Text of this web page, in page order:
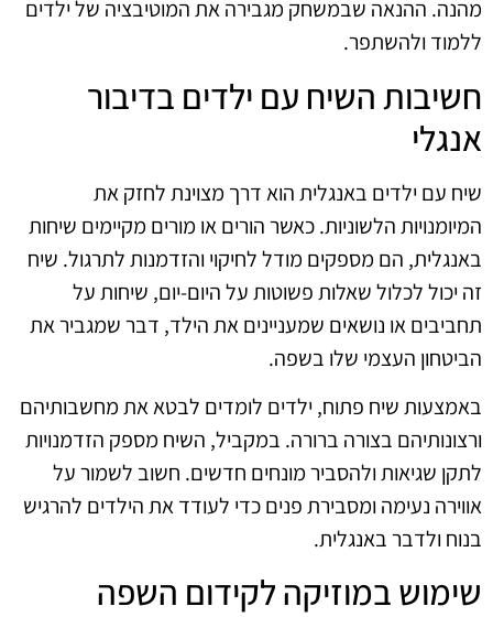
מהנה. ההנאה שבמשחק מגבירה את המוטיבציה של ילדים
ללמוד ולהשתפר.
חשיבות השיח עם ילדים בדיבור
אנגלי
שיח עם ילדים באנגלית הוא דרך מצוינת לחזק את
המיומנויות הלשוניות. כאשר הורים או מורים מקיימים שיחות
באנגלית, הם מספקים מודל לחיקוי והזדמנות לתרגול. שיח
זה יכול לכלול שאלות פשוטות על היום-יום, שיחות על
תחביבים או נושאים שמעניינים את הילד, דבר שמגביר את
הביטחון העצמי שלו בשפה.
באמצעות שיח פתוח, ילדים לומדים לבטא את מחשבותיהם
ורצונותיהם בצורה ברורה. במקביל, השיח מספק הזדמנויות
לתקן שגיאות ולהסביר מונחים חדשים. חשוב לשמור על
אווירה נעימה ומסבירת פנים כדי לעודד את הילדים להרגיש
בנוח ולדבר באנגלית.
שימוש במוזיקה לקידום השפה